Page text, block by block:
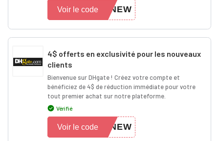
FNEW
Voir le code
4$ offerts en exclusivité pour les nouveaux
clients
Bienvenue sur DHgate ! Créez votre compte et
bénéficiez de 4$ de réduction immédiate pour votre
tout premier achat sur notre plateforme.
Vérifié
FNEW
Voir le code